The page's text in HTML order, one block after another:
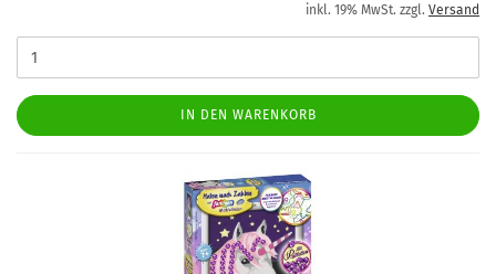
inkl. 19% MwSt. zzgl. Versand
IN DEN WARENKORB